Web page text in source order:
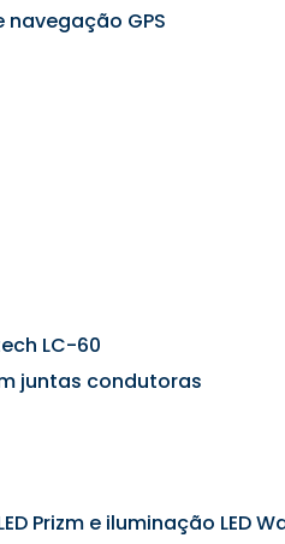
navegação GPS
LC-60
juntas condutoras
Prizm e iluminação LED